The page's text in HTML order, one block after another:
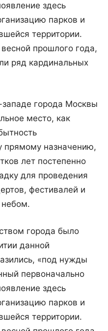
здесь
парков и
территории.
прошлого года,
ряд кардинальных
западе города Москвы
место, как
прямому назначению,
лет постепенно
для проведения
фестивалей и
города было
данной
«под нужды
первоначально
здесь
парков и
территории.